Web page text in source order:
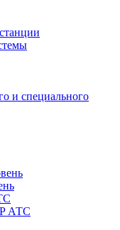
и специального
АТС